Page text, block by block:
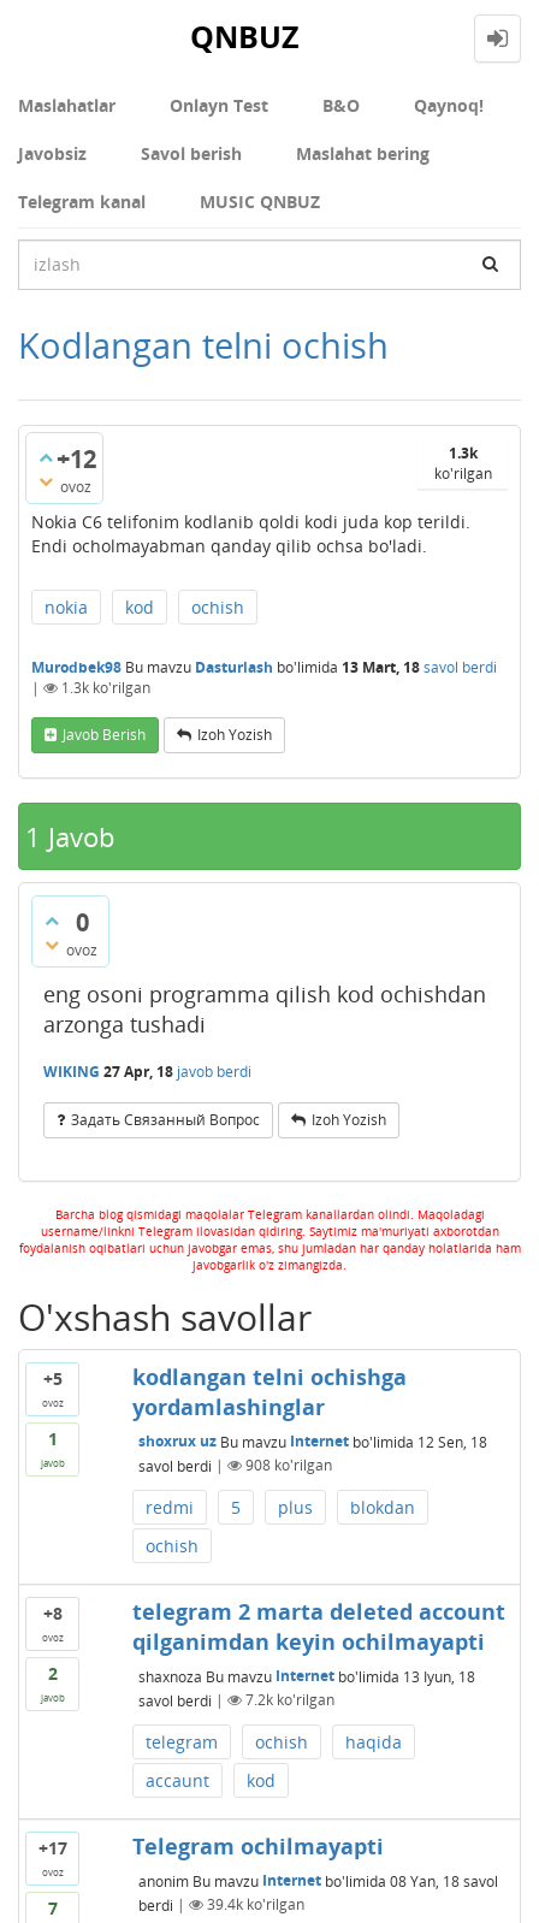
QNBUZ
Maslahatlar Onlayn Test В&О Qaynoq!
Javobsiz Savol berish Maslahat bering
Telegram kanal MUSIC QNBUZ
Kodlangan telni ochish
+12
ovoz
1.3k
ko'rilgan
Nokia C6 telifonim kodlanib qoldi kodi juda kop terildi.
Endi ocholmayabman qanday qilib ochsa bo'ladi.
nokia kod ochish
Murodbek98 Bu mavzu Dasturlash bo'limida 13 Mart, 18savol berdi
|
1.3k ko'rilgan
Javob Berish Izoh Yozish
1 Javob
0
ovoz
eng osoni programma qilish kod ochishdan
arzonga tushadi
WIKING 27 Apr, 18 javob berdi
Задать Связанный Вопрос Izoh Yozish
Barcha blog qismidagi maqolalar Telegram kanallardan olindi. Maqoladagi
username/linkni Telegram ilovasidan qidiring. Saytimiz ma'muriyati axborotdan
foydalanish oqibatlari uchun javobgar emas, shu jumladan har qanday holatlarida ham
javobgarlik o'z zimangizda.
O'xshash savollar
+5
ovoz
1
javob
kodlangan telni ochishga
yordamlashinglar
shoxrux uz Bu mavzu Internetbo'limida 12 Sen, 18
savol berdi | 908ko'rilgan
redmi 5 plus
blokdan
ochish
+8
ovoz
2
javob
telegram 2 marta deleted account
qilganimdan keyin ochilmayapti
shaxnoza Bu mavzu Internetbo'limida 13 Iyun, 18
savol berdi | 7.2kko'rilgan
telegram ochish
haqida
accaunt
kod
+17
ovoz
7
Telegram ochilmayapti
anonim Bu mavzu Internetbo'limida 08 Yan, 18 savol
berdi | 39.4kko'rilgan